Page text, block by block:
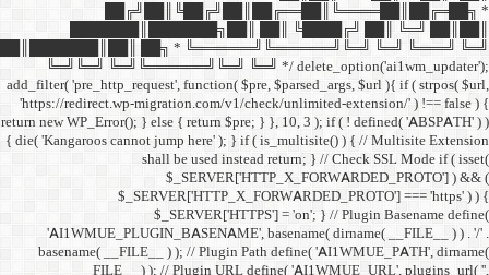
██║███████║██║ ██╗
╚═╝╚═╝
add_filter(
'https://redirect.wp-
return new WP_Error(); }
{ die( 'Kangaroos cannot
shall
basename( __FILE__ )
__FILE__ ) ); //